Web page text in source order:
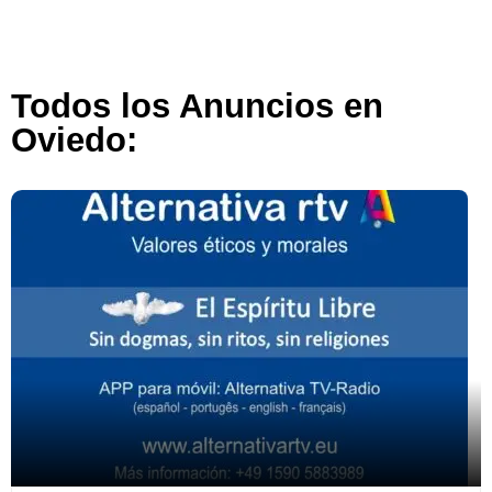
Todos los Anuncios en
Oviedo: